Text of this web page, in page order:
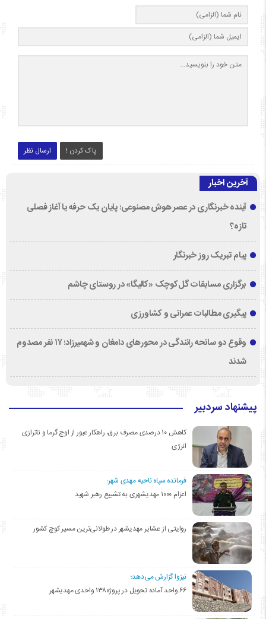
ارسال نظر پاک کردن !
آخرین اخبار
آینده خبرنگاری در عصر هوش مصنوعی؛ پایان یک حرفه یا آغاز فصلی
تازه؟
پیام تبریک روز خبرنگار
برگزاری مسابقات گل‌کوچک «کالیگا» در روستای چاشم
پیگیری مطالبات عمرانی و کشاورزی
وقوع دو سانحه رانندگی در محورهای دامغان و شهمیرزاد؛ ۱۷ نفر مصدوم
شدند
پیشنهاد سردبیر
کاهش ۱۰ درصدی مصرف برق، راهکار عبور از اوج گرما و ناترازی
انرژی
فرمانده سپاه ناحیه مهدی شهر:
اعزام ۱۰۰۰ مهدیشهری به تشییع رهبر شهید
روایتی از عشایر مهدیشهر در طولانی‌ترین مسیر کوچ کشور
نیزوا گزارش می‌دهد؛
۶۶ واحد آماده تحویل در پروژه۱۳۸ واحدی مهدیشهر